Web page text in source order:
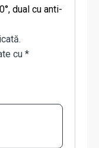
dual cu anti-
cu *